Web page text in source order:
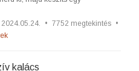
2024.05.24. • 7752 megtekintés •
kalács